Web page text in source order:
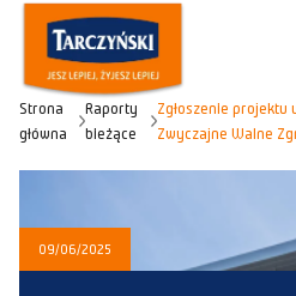
Strona
główna
Raporty
bieżące
Zgłoszenie projektu
Zwyczajne Walne
09/06/2025